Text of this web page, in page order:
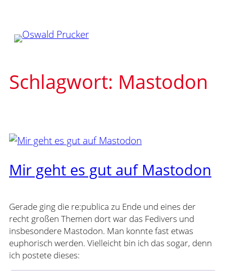
springen
Schlagwort: Mastodon
Mir geht es gut auf Mastodon
Gerade ging die re:publica zu Ende und eines der
recht großen Themen dort war das Fedivers und
insbesondere Mastodon. Man konnte fast etwas
euphorisch werden. Vielleicht bin ich das sogar, denn
ich postete dieses: